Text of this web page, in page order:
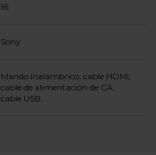
16
Sony
Mando inalámbrico, cable HDMI,
cable de alimentación de CA,
cable USB,